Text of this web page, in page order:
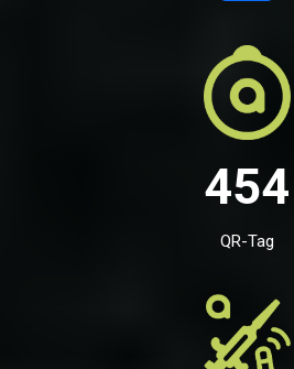
454
QR-Tag